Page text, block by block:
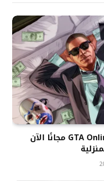
رسمياً: يمكنك لعب GTA Online مجانًا الآن